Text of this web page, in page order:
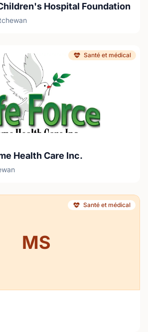
Hospital Foundation
Santé et médical
Health Care Inc.
MS
Santé et médical